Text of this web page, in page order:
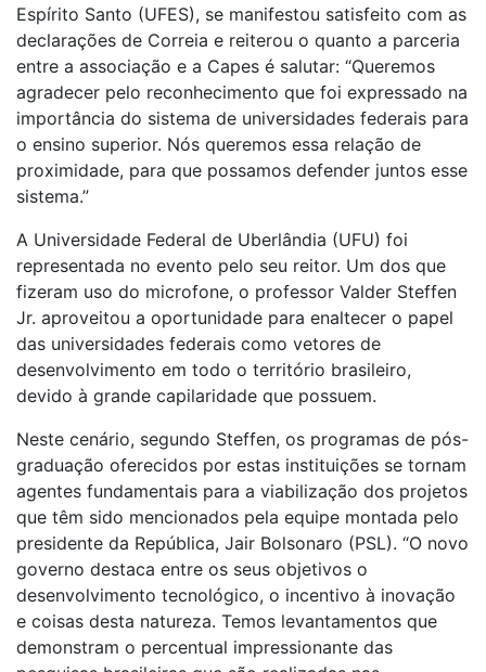
Espírito Santo (UFES), se manifestou satisfeito com as
declarações de Correia e reiterou o quanto a parceria
entre a associação e a Capes é salutar: “Queremos
agradecer pelo reconhecimento que foi expressado na
importância do sistema de universidades federais para
o ensino superior. Nós queremos essa relação de
proximidade, para que possamos defender juntos esse
sistema.”
A Universidade Federal de Uberlândia (UFU) foi
representada no evento pelo seu reitor. Um dos que
fizeram uso do microfone, o professor Valder Steffen
Jr. aproveitou a oportunidade para enaltecer o papel
das universidades federais como vetores de
desenvolvimento em todo o território brasileiro,
devido à grande capilaridade que possuem.
Neste cenário, segundo Steffen, os programas de pós-
graduação oferecidos por estas instituições se tornam
agentes fundamentais para a viabilização dos projetos
que têm sido mencionados pela equipe montada pelo
presidente da República, Jair Bolsonaro (PSL). “O novo
governo destaca entre os seus objetivos o
desenvolvimento tecnológico, o incentivo à inovação
e coisas desta natureza. Temos levantamentos que
demonstram o percentual impressionante das